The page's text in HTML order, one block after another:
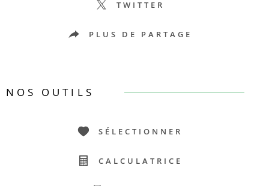
TWITTER
PLUS DE PARTAGE
NOS OUTILS
SÉLECTIONNER
CALCULATRICE